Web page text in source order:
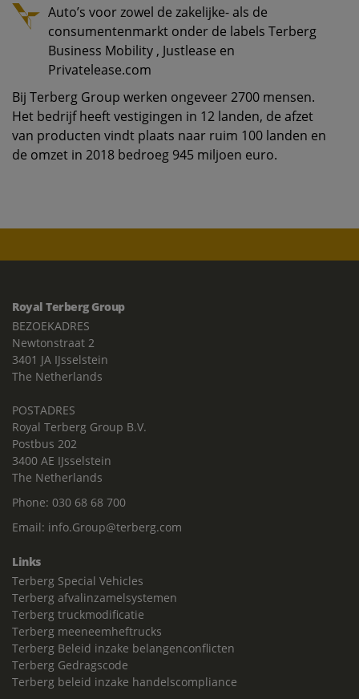
Auto’s voor zowel de zakelijke- als de
consumentenmarkt onder de labels Terberg
Business Mobility , Justlease en
Privatelease.com
Bij Terberg Group werken ongeveer 2700 mensen.
Het bedrijf heeft vestigingen in 12 landen, de afzet
van producten vindt plaats naar ruim 100 landen en
de omzet in 2018 bedroeg 945 miljoen euro.
Royal Terberg Group
BEZOEKADRES
Newtonstraat 2
3401 JA IJsselstein
The Netherlands
POSTADRES
Royal Terberg Group B.V.
Postbus 202
3400 AE IJsselstein
The Netherlands
Phone: 030 68 68 700
Email: info.Group@terberg.com
Links
Terberg Special Vehicles
Terberg afvalinzamelsystemen
Terberg truckmodificatie
Terberg meeneemheftrucks
Terberg Beleid inzake belangenconflicten
Terberg Gedragscode
Terberg beleid inzake handelscompliance